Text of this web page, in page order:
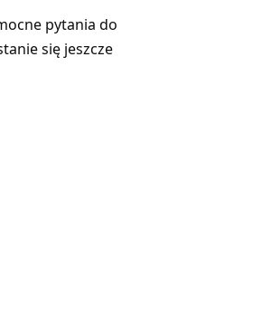
pytania do
się jeszcze